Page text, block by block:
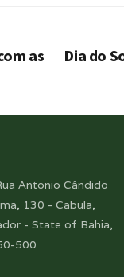
as
Dia do
Antonio Cândido
130 - Cabula,
- State of Bahia,
500